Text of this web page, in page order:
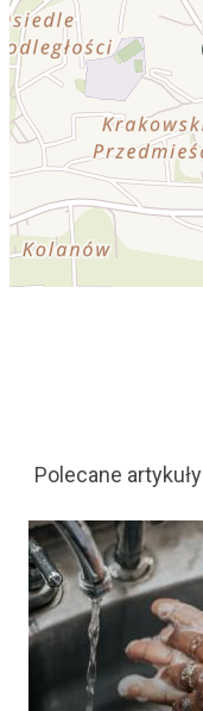
Polecane artykuły